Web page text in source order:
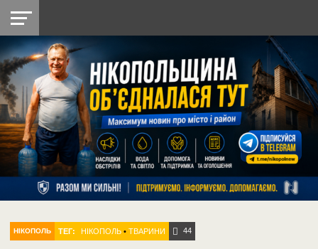
НІКОПОЛЬ
РАЙОН
СІЧЕСЛАВСЬКА
УКРАЇНА
РЕТРО
НІКОПОЛЬ
ЛАЙТ
УКРАЇНА
ДОПОМОГА
РАДІО
НІКОПОЛЬ ТЕГ: НІКОПОЛЬ •ТВАРИНИ 44